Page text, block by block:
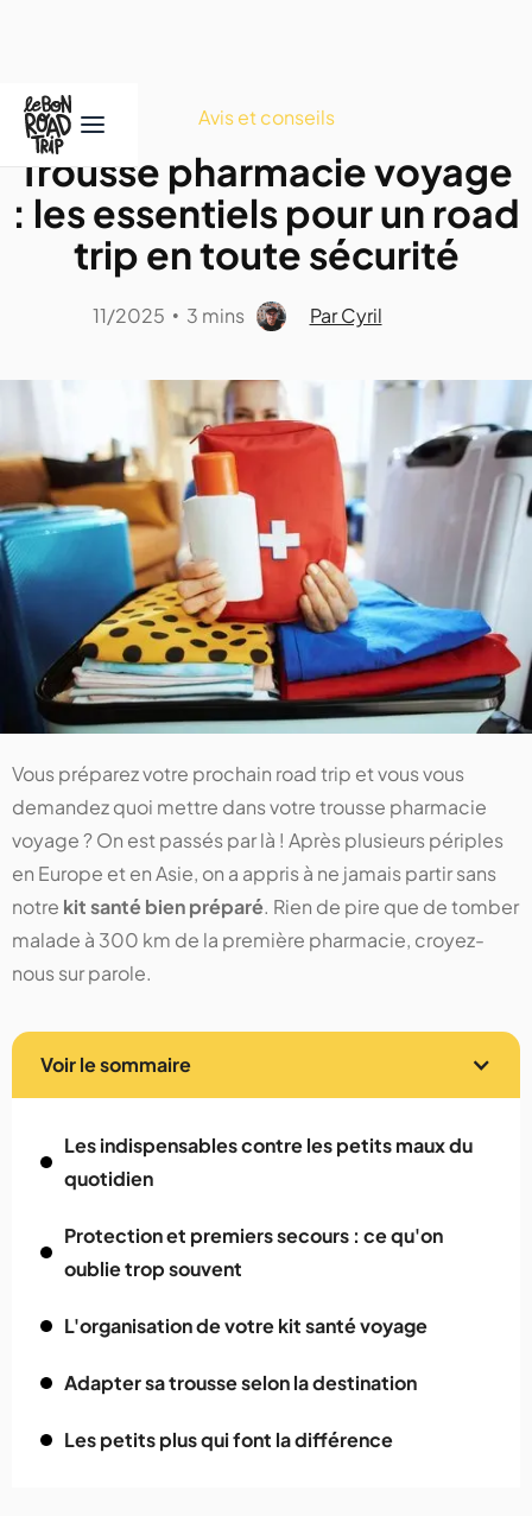
Avis et conseils
Trousse pharmacie voyage
: les essentiels pour un road
trip en toute sécurité
11/2025 • 3 mins Par Cyril
Vous préparez votre prochain road trip et vous vous
demandez quoi mettre dans votre trousse pharmacie
voyage ? On est passés par là ! Après plusieurs périples
en Europe et en Asie, on a appris à ne jamais partir sans
notre kit santé bien préparé. Rien de pire que de tomber
malade à 300 km de la première pharmacie, croyez-
nous sur parole.
Voir le sommaire
Les indispensables contre les petits maux du
quotidien
Protection et premiers secours : ce qu'on
oublie trop souvent
L'organisation de votre kit santé voyage
Adapter sa trousse selon la destination
Les petits plus qui font la différence